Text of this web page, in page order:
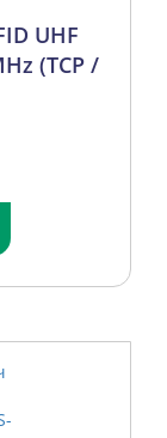
UHF
(TCP /